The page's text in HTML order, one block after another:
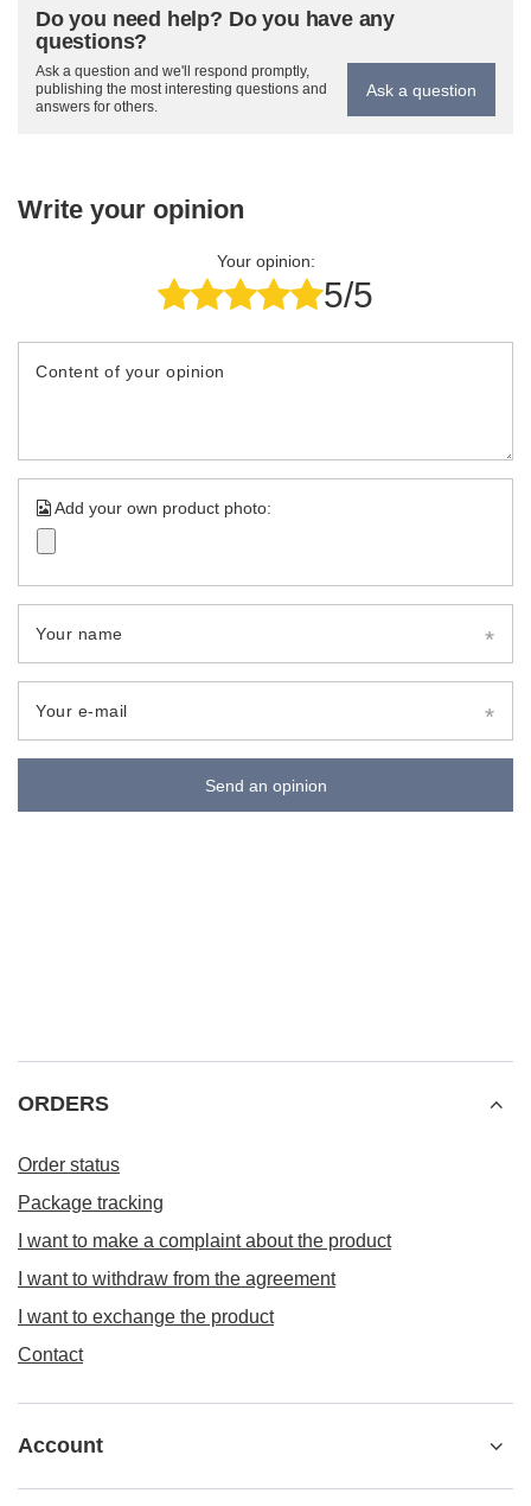
Do you need help? Do you have any
questions?
Ask a question and we'll respond promptly,
publishing the most interesting questions and
answers for others.
Ask a question
Write your opinion
Your opinion:
5/5
Content of your opinion
Add your own product photo:
Your name
Your e-mail
Send an opinion
ORDERS
Order status
Package tracking
I want to make a complaint about the product
I want to withdraw from the agreement
I want to exchange the product
Contact
Account